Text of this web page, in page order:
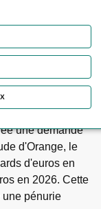
2030
une demande
d'Orange, le
d'euros en
en 2026. Cette
une pénurie